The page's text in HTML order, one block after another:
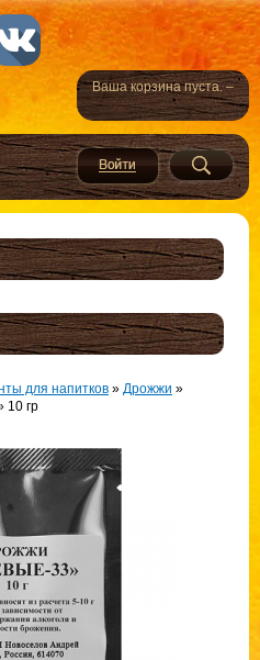
Ваша корзина пуста. –
для напитков » Дрожжи »
10 гр